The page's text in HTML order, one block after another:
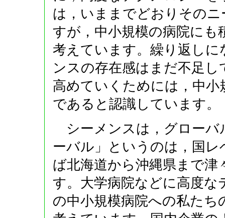
は，いままでどおりその
すが，中小規模の病院に
考えています。繰り返し
ンスの存在感はまだ不足
高めていくためには，中
であると認識しています。
シーメンスは，グローバ
ーバル」というのは，国
ば北海道から沖縄県まで
す。大学病院などに高度
の中小規模病院への私た